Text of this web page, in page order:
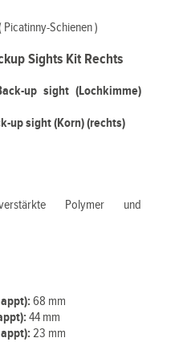
Picatinny-Schienen )
Sights Kit Rechts
up sight (Lochkimme)
up sight (Korn) (rechts)
Polymer und
68 mm
44 mm
23 mm